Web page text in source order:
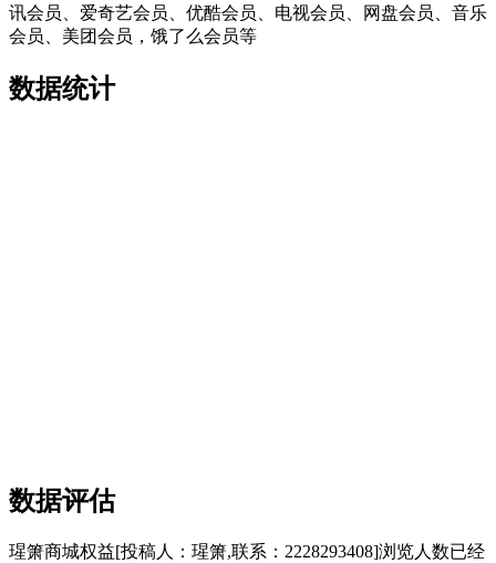
讯会员、爱奇艺会员、优酷会员、电视会员、网盘会员、音乐
会员、美团会员，饿了么会员等
数据统计
数据评估
瑆箫商城权益[投稿人：瑆箫,联系：2228293408]浏览人数已经